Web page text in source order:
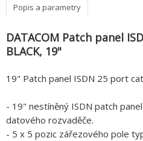
Popis a parametry
DATACOM Patch panel
BLACK, 19"
19" Patch panel ISDN 25 port
- 19" nestíněný ISDN patch
datového rozvaděče.
- 5 x 5 pozic zářezového pole